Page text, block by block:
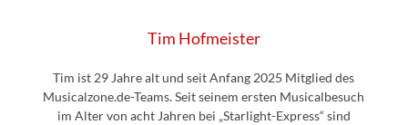
Tim Hofmeister
Tim ist 29 Jahre alt und seit Anfang 2025 Mitglied des
Musicalzone.de-Teams. Seit seinem ersten Musicalbesuch
im Alter von acht Jahren bei „Starlight-Express“ sind